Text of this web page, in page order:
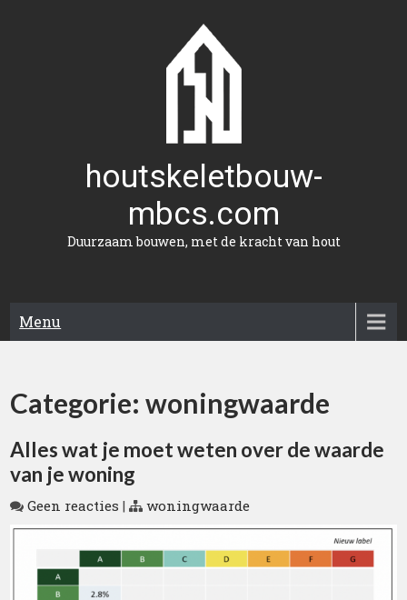
houtskeletbouw-
mbcs.com
Duurzaam bouwen, met de kracht van hout
Menu
Categorie:woningwaarde
Alles wat je moet weten over de waarde
van je woning
Geen reacties | woningwaarde